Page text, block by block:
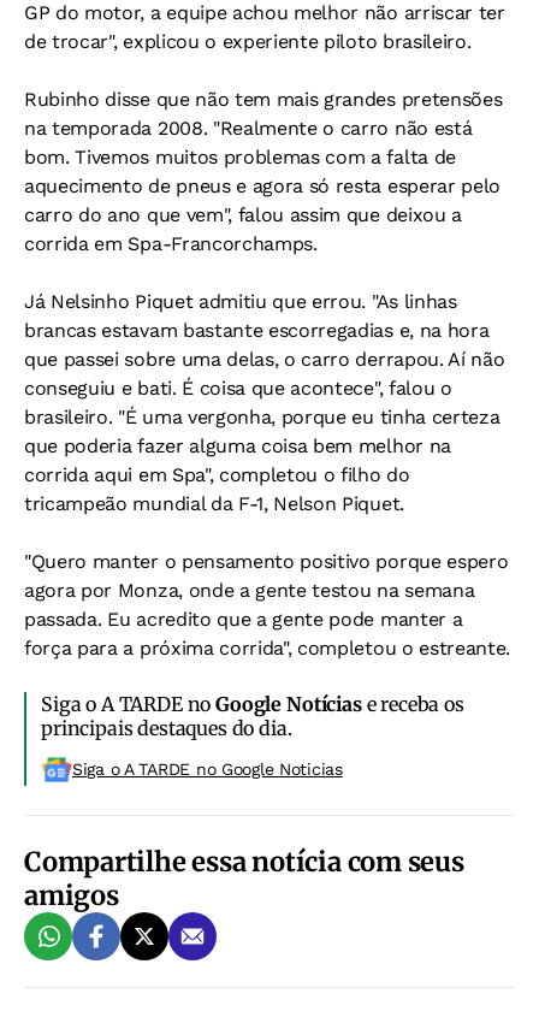
GP do motor, a equipe achou melhor não arriscar ter
de trocar", explicou o experiente piloto brasileiro.
Rubinho disse que não tem mais grandes pretensões
na temporada 2008. "Realmente o carro não está
bom. Tivemos muitos problemas com a falta de
aquecimento de pneus e agora só resta esperar pelo
carro do ano que vem", falou assim que deixou a
corrida em Spa-Francorchamps.
Já Nelsinho Piquet admitiu que errou. "As linhas
brancas estavam bastante escorregadias e, na hora
que passei sobre uma delas, o carro derrapou. Aí não
conseguiu e bati. É coisa que acontece", falou o
brasileiro. "É uma vergonha, porque eu tinha certeza
que poderia fazer alguma coisa bem melhor na
corrida aqui em Spa", completou o filho do
tricampeão mundial da F-1, Nelson Piquet.
"Quero manter o pensamento positivo porque espero
agora por Monza, onde a gente testou na semana
passada. Eu acredito que a gente pode manter a
força para a próxima corrida", completou o estreante.
Siga o A TARDE noGoogle Notíciase receba os
principais destaques do dia.
Siga o A TARDE no Google Noticias
Compartilhe essa notícia com seus
amigos